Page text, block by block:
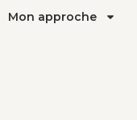
Mon approche